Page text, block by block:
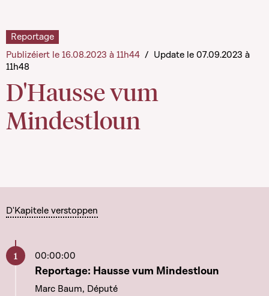
D'Hausse vum
Mindestloun
Reportage
Publizéiert le 16.08.2023 à 11h44 / Update le 07.09.2023 à
11h48
D'Kapitele verstoppen
00:00:00
Aller à ce chapitre
Reportage: Hausse vum Mindestloun
Marc Baum, Député